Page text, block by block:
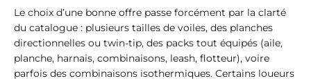
Le choix d’une bonne offre passe forcément par la clarté
du catalogue : plusieurs tailles de voiles, des planches
directionnelles ou twin-tip, des packs tout équipés (aile,
planche, harnais, combinaisons, leash, flotteur), voire
parfois des combinaisons isothermiques. Certains loueurs